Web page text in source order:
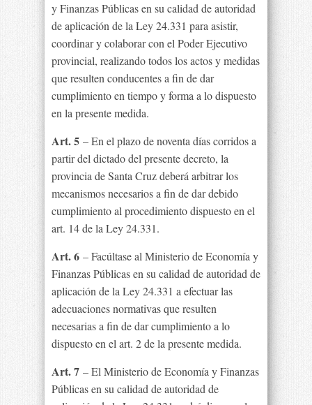
y Finanzas Públicas en su calidad de autoridad
de aplicación de la Ley 24.331 para asistir,
coordinar y colaborar con el Poder Ejecutivo
provincial, realizando todos los actos y medidas
que resulten conducentes a fin de dar
cumplimiento en tiempo y forma a lo dispuesto
en la presente medida.
Art. 5 – En el plazo de noventa días corridos a
partir del dictado del presente decreto, la
provincia de Santa Cruz deberá arbitrar los
mecanismos necesarios a fin de dar debido
cumplimiento al procedimiento dispuesto en el
art. 14 de la Ley 24.331.
Art. 6 – Facúltase al Ministerio de Economía y
Finanzas Públicas en su calidad de autoridad de
aplicación de la Ley 24.331 a efectuar las
adecuaciones normativas que resulten
necesarias a fin de dar cumplimiento a lo
dispuesto en el art. 2 de la presente medida.
Art. 7 – El Ministerio de Economía y Finanzas
Públicas en su calidad de autoridad de